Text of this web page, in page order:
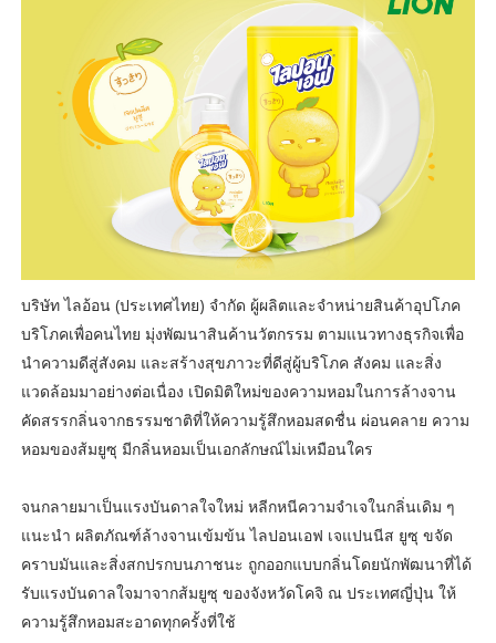
บริษัท ไลอ้อน (ประเทศไทย) จำกัด ผู้ผลิตและจำหน่ายสินค้าอุปโภค
บริโภคเพื่อคนไทย มุ่งพัฒนาสินค้านวัตกรรม ตามแนวทางธุรกิจเพื่อ
นำความดีสู่สังคม และสร้างสุขภาวะที่ดีสู่ผู้บริโภค สังคม และสิ่ง
แวดล้อมมาอย่างต่อเนื่อง เปิดมิติใหม่ของความหอมในการล้างจาน
คัดสรรกลิ่นจากธรรมชาติที่ให้ความรู้สึกหอมสดชื่น ผ่อนคลาย ความ
หอมของส้มยูซุ มีกลิ่นหอมเป็นเอกลักษณ์ไม่เหมือนใคร
จนกลายมาเป็นแรงบันดาลใจใหม่ หลีกหนีความจำเจในกลิ่นเดิม ๆ
แนะนำ ผลิตภัณฑ์ล้างจานเข้มข้น ไลปอนเอฟ เจแปนนีส ยูซุ ขจัด
คราบมันและสิ่งสกปรกบนภาชนะ ถูกออกแบบกลิ่นโดยนักพัฒนาที่ได้
รับแรงบันดาลใจมาจากส้มยูซุ ของจังหวัดโคจิ ณ ประเทศญี่ปุ่น ให้
ความรู้สึกหอมสะอาดทุกครั้งที่ใช้